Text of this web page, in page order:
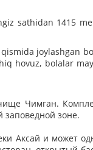
sathidan 1415
joylashgan
hovuz, bolalar
Чимган.
заповедной зоне.
Аксай и может